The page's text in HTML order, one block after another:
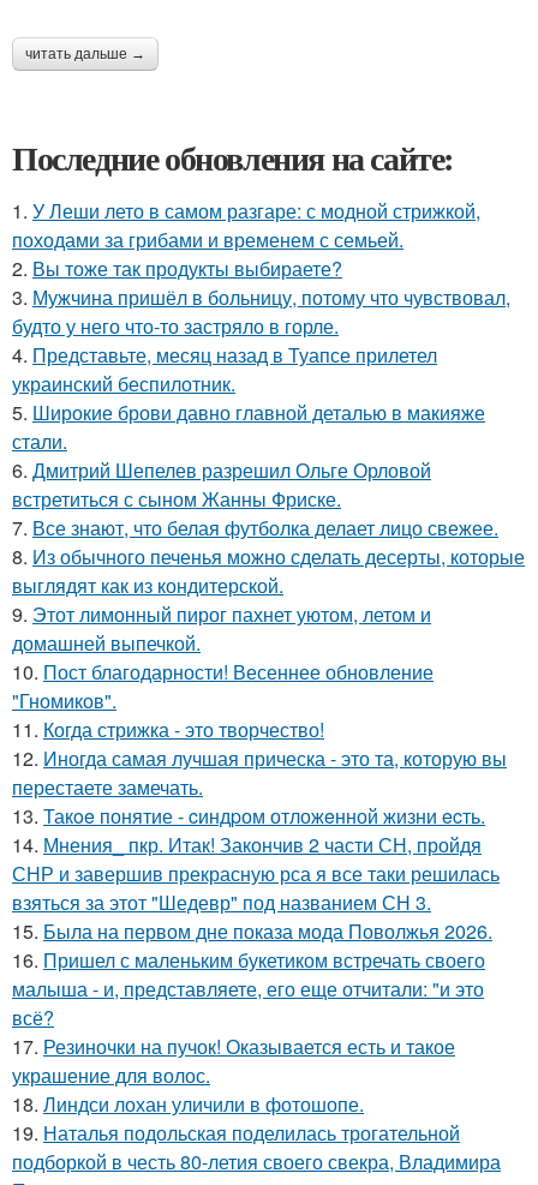
читать дальше →
Последние обновления на сайте:
1. У Леши лето в самом разгаре: с модной стрижкой,
походами за грибами и временем с семьей.
2. Вы тоже так продукты выбираете?
3. Мужчина пришёл в больницу, потому что чувствовал,
будто у него что-то застряло в горле.
4. Представьте, месяц назад в Туапсе прилетел
украинский беспилотник.
5. Широкие брови давно главной деталью в макияже
стали.
6. Дмитрий Шепелев разрешил Ольге Орловой
встретиться с сыном Жанны Фриске.
7. Все знают, что белая футболка делает лицо свежее.
8. Из обычного печенья можно сделать десерты, которые
выглядят как из кондитерской.
9. Этот лимонный пирог пахнет уютом, летом и
домашней выпечкой.
10. Пост благодарности! Весеннее обновление
"Гномиков".
11. Когда стрижка - это творчество!
12. Иногда самая лучшая прическа - это та, которую вы
перестаете замечать.
13. Такoe понятие - cиндpом отложeнной жизни ecть.
14. Мнения_ пкр. Итак! Закончив 2 части СН, пройдя
СНР и завершив прекрасную рса я все таки решилась
взяться за этот "Шедевр" под названием СН 3.
15. Была на первом дне показа мода Поволжья 2026.
16. Пришел с маленьким букетиком встречать своего
малыша - и, представляете, его еще отчитали: "и это
всё?
17. Резиночки на пучок! Оказывается есть и такое
украшение для волос.
18. Линдси лохан уличили в фотошопе.
19. Наталья подольская поделилась трогательной
подборкой в честь 80-летия своего свекра, Владимира